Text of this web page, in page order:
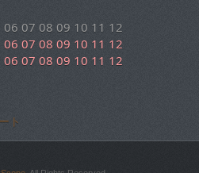
06 07 08 09 10 11 12
06 07 08 09 10 11 12
06 07 08 09 10 11 12
ト